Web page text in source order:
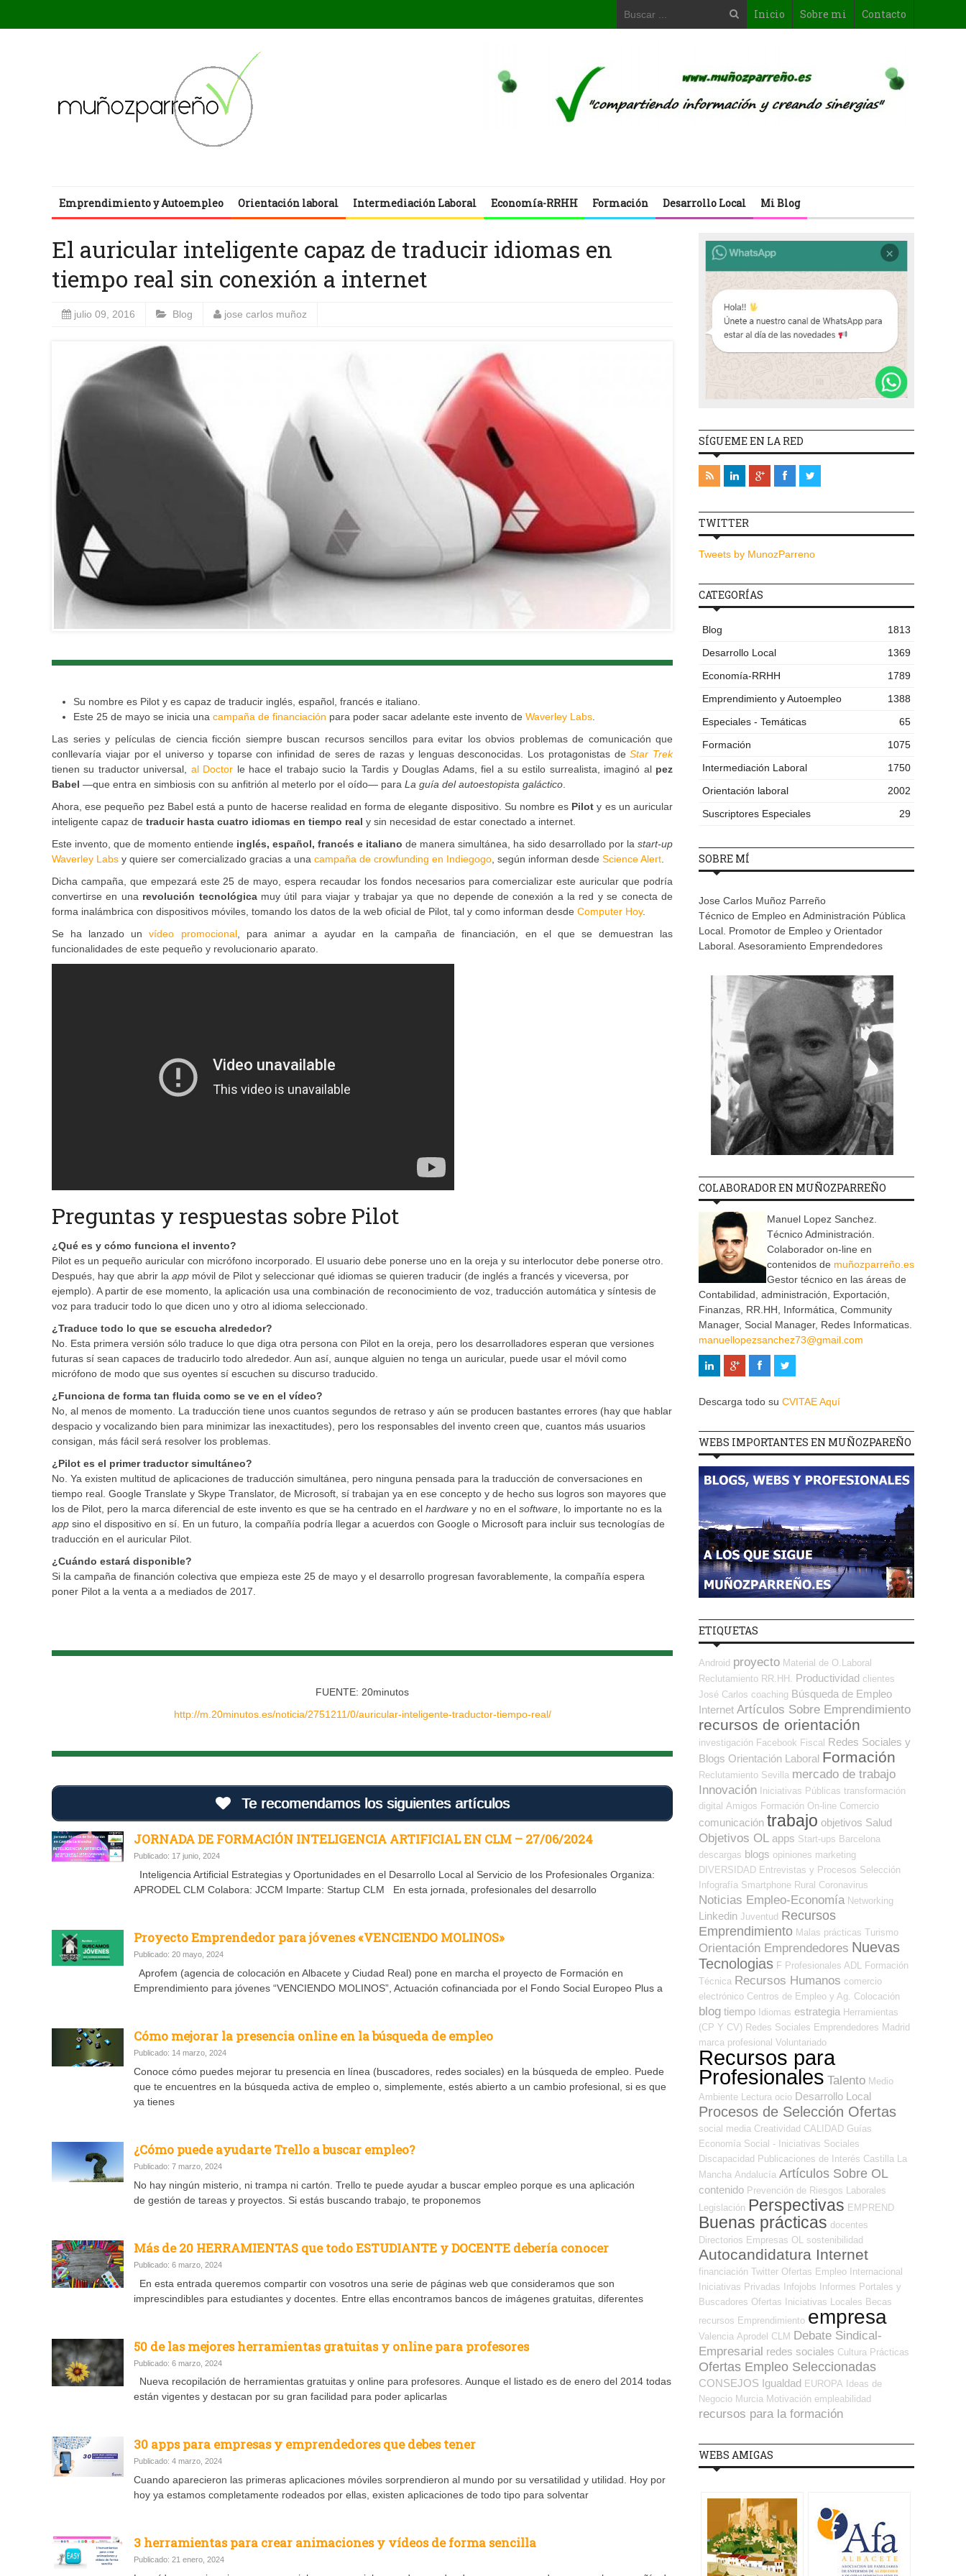
Inicio Sobre mi Contacto
Emprendimiento y Autoempleo Orientación laboral Intermediación Laboral Economía-RRHH Formación Desarrollo Local Mi Blog
El auricular inteligente capaz de traducir idiomas en
tiempo real sin conexión a internet
julio 09, 2016 Blog jose carlos muñoz
Su nombre es Pilot y es capaz de traducir inglés, español, francés e italiano.
Este 25 de mayo se inicia una campaña de financiación para poder sacar adelante este invento de Waverley Labs.
Las series y películas de ciencia ficción siempre buscan recursos sencillos para evitar los obvios problemas de comunicación que
conllevaría viajar por el universo y toparse con infinidad de seres de razas y lenguas desconocidas. Los protagonistas deStar Trek
tienen su traductor universal, al Doctor le hace el trabajo sucio la Tardis y Douglas Adams, fiel a su estilo surrealista, imaginó al pez
Babel —que entra en simbiosis con su anfitrión al meterlo por el oído— para La guía del autoestopista galáctico.
Ahora, ese pequeño pez Babel está a punto de hacerse realidad en forma de elegante dispositivo. Su nombre es Pilot y es un auricular
inteligente capaz de traducir hasta cuatro idiomas en tiempo real y sin necesidad de estar conectado a internet.
Este invento, que de momento entiende inglés, español, francés e italiano de manera simultánea, ha sido desarrollado por la start-up
Waverley Labs y quiere ser comercializado gracias a una campaña de crowfunding en Indiegogo, según informan desde Science Alert.
Dicha campaña, que empezará este 25 de mayo, espera recaudar los fondos necesarios para comercializar este auricular que podría
convertirse en una revolución tecnológicamuy útil para viajar y trabajar ya que no depende de conexión a la red y se conecta de
forma inalámbrica con dispositivos móviles, tomando los datos de la web oficial de Pilot, tal y como informan desde Computer Hoy.
Se ha lanzado unvídeo promocional, para animar a ayudar en la campaña de financiación, en el que se demuestran las
funcionalidades de este pequeño y revolucionario aparato.
Preguntas y respuestas sobre Pilot
¿Qué es y cómo funciona el invento?
Pilot es un pequeño auricular con micrófono incorporado. El usuario debe ponerse uno en la oreja y su interlocutor debe ponerse otro.
Después, hay que abrir la app móvil de Pilot y seleccionar qué idiomas se quieren traducir (de inglés a francés y viceversa, por
ejemplo). A partir de ese momento, la aplicación usa una combinación de reconocimiento de voz, traducción automática y síntesis de
voz para traducir todo lo que dicen uno y otro al idioma seleccionado.
¿Traduce todo lo que se escucha alrededor?
No. Esta primera versión sólo traduce lo que diga otra persona con Pilot en la oreja, pero los desarrolladores esperan que versiones
futuras sí sean capaces de traducirlo todo alrededor. Aun así, aunque alguien no tenga un auricular, puede usar el móvil como
micrófono de modo que sus oyentes sí escuchen su discurso traducido.
¿Funciona de forma tan fluida como se ve en el vídeo?
No, al menos de momento. La traducción tiene unos cuantos segundos de retraso y aún se producen bastantes errores (hay que hablar
despacio y vocalizando bien para minimizar las inexactitudes), pero los responsables del invento creen que, cuantos más usuarios
consigan, más fácil será resolver los problemas.
¿Pilot es el primer traductor simultáneo?
No. Ya existen multitud de aplicaciones de traducción simultánea, pero ninguna pensada para la traducción de conversaciones en
tiempo real. Google Translate y Skype Translator, de Microsoft, sí trabajan ya en ese concepto y de hecho sus logros son mayores que
los de Pilot, pero la marca diferencial de este invento es que se ha centrado en el hardware y no en el software, lo importante no es la
app sino el dispositivo en sí. En un futuro, la compañía podría llegar a acuerdos con Google o Microsoft para incluir sus tecnologías de
traducción en el auricular Pilot.
¿Cuándo estará disponible?
Si la campaña de financión colectiva que empieza este 25 de mayo y el desarrollo progresan favorablemente, la compañía espera
poner Pilot a la venta a a mediados de 2017.
FUENTE: 20minutos
http://m.20minutos.es/noticia/2751211/0/auricular-inteligente-traductor-tiempo-real/
Te recomendamos los siguientes artículos
JORNADA DE FORMACIÓN INTELIGENCIA ARTIFICIAL EN CLM – 27/06/2024
Publicado: 17 junio, 2024
Inteligencia Artificial Estrategias y Oportunidades en el Desarrollo Local al Servicio de los Profesionales Organiza:
APRODEL CLM Colabora: JCCM Imparte: Startup CLM En esta jornada, profesionales del desarrollo
Proyecto Emprendedor para jóvenes «VENCIENDO MOLINOS»
Publicado: 20 mayo, 2024
Aprofem (agencia de colocación en Albacete y Ciudad Real) pone en marcha el proyecto de Formación en
Emprendimiento para jóvenes “VENCIENDO MOLINOS”, Actuación cofinanciada por el Fondo Social Europeo Plus a
Cómo mejorar la presencia online en la búsqueda de empleo
Publicado: 14 marzo, 2024
Conoce cómo puedes mejorar tu presencia en línea (buscadores, redes sociales) en la búsqueda de empleo. Puede
que te encuentres en la búsqueda activa de empleo o, simplemente, estés abierto a un cambio profesional, si es que
ya tienes
¿Cómo puede ayudarte Trello a buscar empleo?
Publicado: 7 marzo, 2024
No hay ningún misterio, ni trampa ni cartón. Trello te puede ayudar a buscar empleo porque es una aplicación
de gestión de tareas y proyectos. Si estás buscando trabajo, te proponemos
Más de 20 HERRAMIENTAS que todo ESTUDIANTE y DOCENTE debería conocer
Publicado: 6 marzo, 2024
En esta entrada queremos compartir con vosotros una serie de páginas web que consideramos que son
imprescindibles para estudiantes y docentes. Entre ellas encontramos bancos de imágenes gratuitas, diferentes
50 de las mejores herramientas gratuitas y online para profesores
Publicado: 6 marzo, 2024
Nueva recopilación de herramientas gratuitas y online para profesores. Aunque el listado es de enero del 2014 todas
están vigentes y destacan por su gran facilidad para poder aplicarlas
30 apps para empresas y emprendedores que debes tener
Publicado: 4 marzo, 2024
Cuando aparecieron las primeras aplicaciones móviles sorprendieron al mundo por su versatilidad y utilidad. Hoy por
hoy ya estamos completamente rodeados por ellas, existen aplicaciones de todo tipo para solventar
3 herramientas para crear animaciones y vídeos de forma sencilla
Publicado: 21 enero, 2024
SÍGUEME EN LA RED
TWITTER
Tweets by MunozParreno
CATEGORÍAS
Blog
1813
Desarrollo Local
1369
Economía-RRHH
1789
Emprendimiento y Autoempleo
1388
Especiales - Temáticas
65
Formación
1075
Intermediación Laboral
1750
Orientación laboral
2002
Suscriptores Especiales
29
SOBRE MÍ
Jose Carlos Muñoz Parreño
Técnico de Empleo en Administración Pública
Local. Promotor de Empleo y Orientador
Laboral. Asesoramiento Emprendedores
COLABORADOR EN MUÑOZPARREÑO
Manuel Lopez Sanchez.
Técnico Administración.
Colaborador on-line en
contenidos de muñozparreño.es
Gestor técnico en las áreas de
Contabilidad, administración, Exportación,
Finanzas, RR.HH, Informática, Community
Manager, Social Manager, Redes Informaticas.
manuellopezsanchez73@gmail.com
Descarga todo su CVITAE Aquí
WEBS IMPORTANTES EN MUÑOZPAREÑO
ETIQUETAS
Android proyecto Material de O.Laboral
Reclutamiento RR.HH.
Productividad clientes
José Carlos coaching Búsqueda de Empleo
Internet Artículos Sobre Emprendimiento
recursos de orientación
investigación Facebook Fiscal Redes Sociales y
Blogs Orientación Laboral Formación
Reclutamiento Sevilla mercado de trabajo
Innovación Iniciativas Públicas transformación
digital Amigos Formación On-line Comercio
comunicación trabajo objetivos Salud
Objetivos OL apps Start-ups Barcelona
descargas blogs opiniones marketing
DIVERSIDAD Entrevistas y Procesos Selección
Infografía Smartphone Rural Coronavirus
Noticias Empleo-Economía Networking
Linkedin Juventud Recursos
Emprendimiento Malas prácticas Turismo
Orientación Emprendedores Nuevas
Tecnologias F Profesionales ADL
Formación
Técnica Recursos Humanos comercio
electrónico Centros de Empleo y Ag. Colocación
blog tiempo Idiomas estrategia Herramientas
(CP Y CV) Redes Sociales Emprendedores Madrid
marca profesional Voluntariado
Recursos para
Profesionales Talento Medio
Ambiente
Lectura ocio Desarrollo Local
Procesos de Selección Ofertas
social media Creatividad CALIDAD Guías
Economía Social - Iniciativas Sociales
Discapacidad Publicaciones de Interés Castilla La
Mancha Andalucía Artículos Sobre OL
contenido Prevención de Riesgos Laborales
Legislación Perspectivas EMPREND
Buenas prácticas docentes
Directorios Empresas OL
sostenibilidad
Autocandidatura Internet
financiación Twitter Ofertas Empleo Internacional
Iniciativas Privadas
Infojobs Informes Portales y
Buscadores Ofertas
Iniciativas Locales Becas
recursos Emprendimiento empresa
Valencia Aprodel CLM Debate Sindical-
Empresarial redes sociales Cultura Prácticas
Ofertas Empleo Seleccionadas
CONSEJOS Igualdad EUROPA
Ideas de
Negocio Murcia Motivación empleabilidad
recursos para la formación
WEBS AMIGAS